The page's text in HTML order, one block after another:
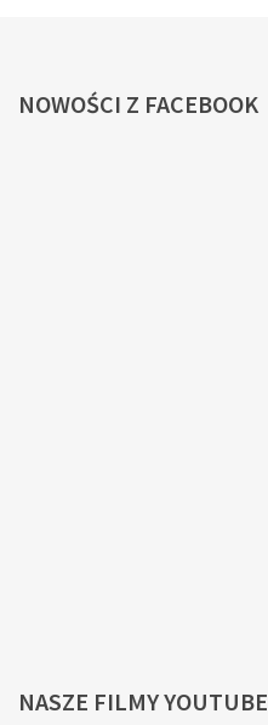
NOWOŚCI Z FACEBOOK
NASZE FILMY YOUTUBE